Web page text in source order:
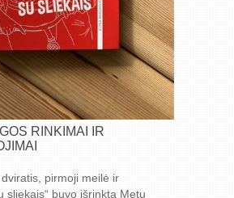
RINKIMAI IR
dviratis, pirmoji meilė ir
sliekais“ buvo išrinkta Metų